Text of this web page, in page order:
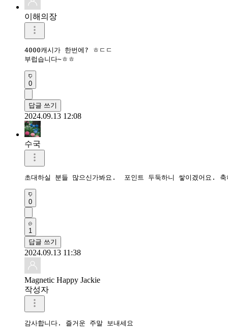
이해의장
4000캐시가 한번에? ㅎㄷㄷ
부럽습니다~ㅎㅎ
0
답글 쓰기
2024.09.13 12:08
수국
초대하실 분들 많으신가봐요.  포인트 두둑하니 쌓이겠어요. 축
0
1
답글 쓰기
2024.09.13 11:38
Magnetic Happy Jackie
작성자
감사합니다. 즐거운 주말 보내세요